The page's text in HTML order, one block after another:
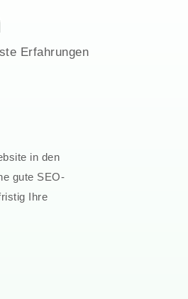
Erfahrungen
in den
gute SEO-
Ihre